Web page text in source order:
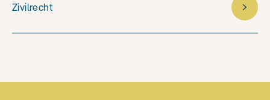
Zivilrecht